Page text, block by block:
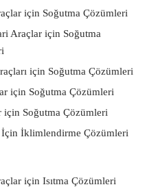
için Soğutma Çözümleri
Araçlar için Soğutma
için Soğutma Çözümleri
için Soğutma Çözümleri
için Soğutma Çözümleri
İçin İklimlendirme Çözümleri
için Isıtma Çözümleri